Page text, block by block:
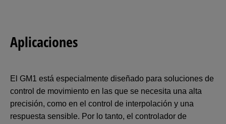
Aplicaciones
El GM1 está especialmente diseñado para soluciones de
control de movimiento en las que se necesita una alta
precisión, como en el control de interpolación y una
respuesta sensible. Por lo tanto, el controlador de